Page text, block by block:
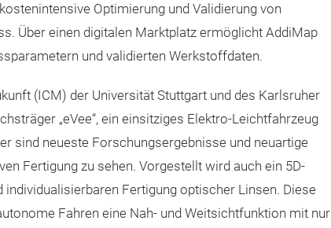
Optimierung und Validierung von
Über einen digitalen Marktplatz ermöglicht AddiMap
und validierten Werkstoffdaten.
(ICM) der Universität Stuttgart und des Karlsruher
„eVee“, ein einsitziges Elektro-Leichtfahrzeug
sind neueste Forschungsergebnisse und neuartige
Fertigung zu sehen. Vorgestellt wird auch ein 5D-
Fertigung optischer Linsen. Diese
Fahren eine Nah- und Weitsichtfunktion mit nur